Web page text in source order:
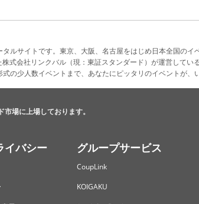
ルサイトです。東京、大阪、名古屋をはじめ日本全国の
式会社リンクバル（現：東証スタンダード）が運営してい
の少人数イベントまで、あなたにピッタリのイベントが、
場に上場しております。
イバシー グループサービス
CoupLink
KOIGAKU